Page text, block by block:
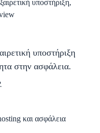
υποστήριξη
στην ασφάλεια.